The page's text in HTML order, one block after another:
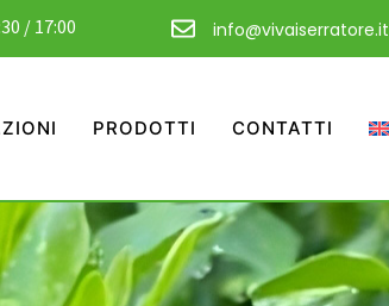
/ 17:00 info@vivaiserratore.it
PRODOTTI CONTATTI